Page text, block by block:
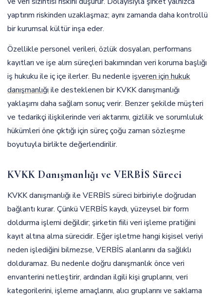
yaptırım riskinden uzaklaşmaz; aynı zamanda daha kontrollü
bir kurumsal kültür inşa eder.
Özellikle personel verileri, özlük dosyaları, performans
kayıtları ve işe alım süreçleri bakımından veri koruma başlığı
iş hukuku ile iç içe ilerler. Bu nedenle işveren için hukuk
danışmanlığıile desteklenen bir KVKK danışmanlığı
yaklaşımı daha sağlam sonuç verir. Benzer şekilde müşteri
ve tedarikçi ilişkilerinde veri aktarımı, gizlilik ve sorumluluk
hükümleri öne çıktığı için süreç çoğu zaman sözleşme
boyutuyla birlikte değerlendirilir.
KVKK Danışmanlığı ve VERBİS Süreci
KVKK danışmanlığı ile VERBİS süreci birbiriyle doğrudan
bağlantı kurar. Çünkü VERBİS kaydı, yüzeysel bir form
doldurma işlemi değildir; şirketin fiili veri işleme pratiğini
kayıt altına alma sürecidir. Eğer işletme hangi kişisel veriyi
neden işlediğini bilmezse, VERBİS alanlarını da sağlıklı
dolduramaz. Bu nedenle doğru danışmanlık önce veri
envanterini netleştirir, ardından ilgili kişi gruplarını, veri
kategorilerini, işleme amaçlarını, alıcı gruplarını ve saklama